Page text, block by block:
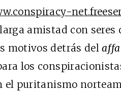
amistad con seres
motivos detrás del
los
el puritanismo